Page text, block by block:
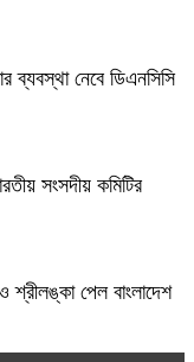
ব্যবস্থা নেবে ডিএনসিসি
সংসদীয় কমিটির
শ্রীলঙ্কা পেল বাংলাদেশ